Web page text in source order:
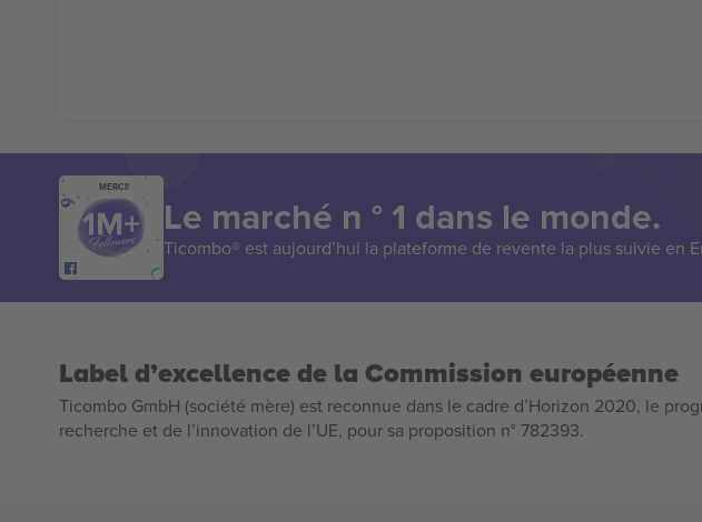
MERCI!
Le marché n ° 1 dans le monde.
Ticombo® est aujourd’hui la plateforme de revente la plus suivie en
Label d’excellence de la Commission européenne
Ticombo GmbH (société mère) est reconnue dans le cadre d’Horizon 2020, le
recherche et de l’innovation de l’UE, pour sa proposition n° 782393.